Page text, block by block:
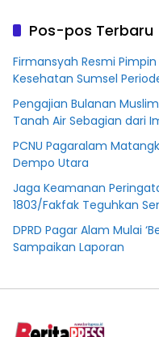
Pos-pos Terbaru
Firmansyah Resmi
Kesehatan Sumsel
Pengajian Bulanan
Tanah Air Sebagian dari
PCNU Pagaralam
Dempo Utara
Jaga Keamanan
1803/Fakfak Teguhkan
DPRD Pagar Alam Mulai
Sampaikan Laporan